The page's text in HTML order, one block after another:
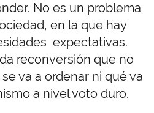
No es un problema
en la que hay
expectativas.
reconversión que no
va a ordenar ni qué va
a nivel voto duro.